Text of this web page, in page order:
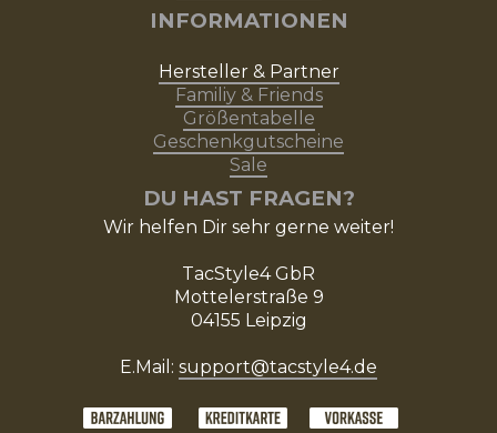
INFORMATIONEN
Hersteller & Partner
Familiy & Friends
Größentabelle
Geschenkgutscheine
Sale
DU HAST FRAGEN?
Wir helfen Dir sehr gerne weiter!
TacStyle4 GbR
Mottelerstraße 9
04155 Leipzig
E.Mail: support@tacstyle4.de